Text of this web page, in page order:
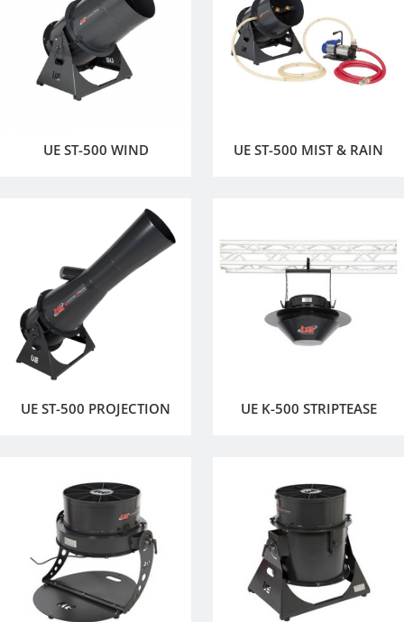
UE ST-500 WIND UE ST-500 MIST & RAIN
UE ST-500 PROJECTION UE K-500 STRIPTEASE